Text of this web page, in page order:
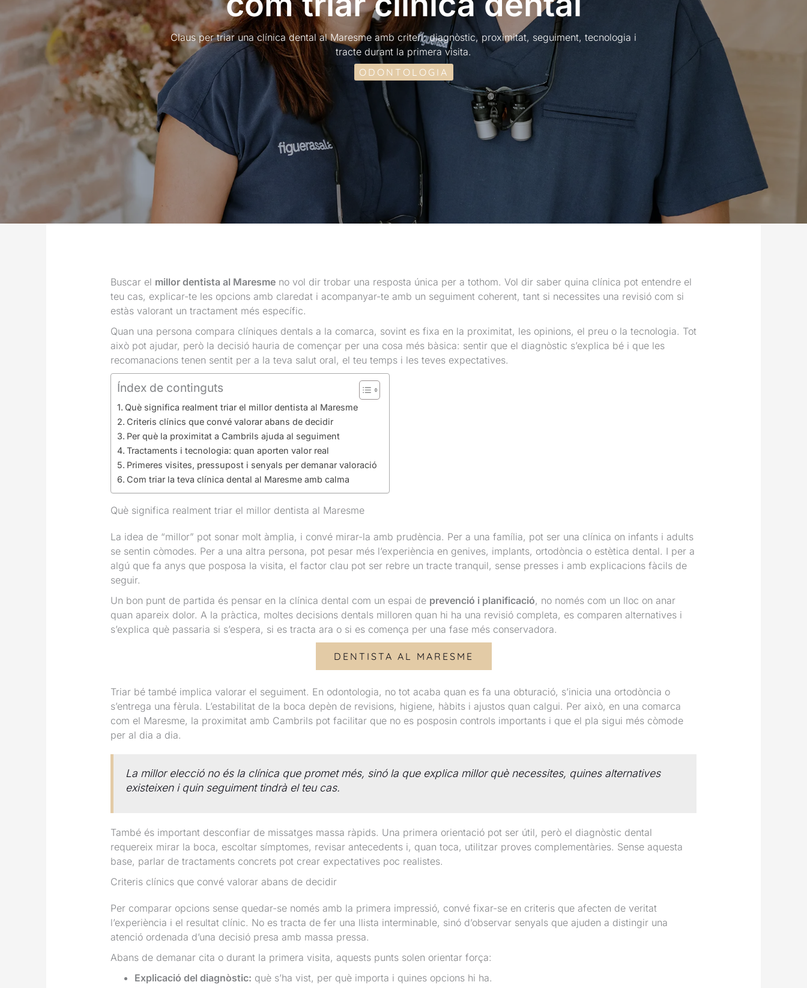
Claus per triar una clínica dental al Maresme amb criteri: diagnòstic, proximitat, seguiment, tecnologia i
tracte durant la primera visita.
ODONTOLOGIA
Buscar el millor dentista al Maresmeno vol dir trobar una resposta única per a tothom. Vol dir saber quina clínica pot entendre el
teu cas, explicar-te les opcions amb claredat i acompanyar-te amb un seguiment coherent, tant si necessites una revisió com si
estàs valorant un tractament més específic.
Quan una persona compara clíniques dentals a la comarca, sovint es fixa en la proximitat, les opinions, el preu o la tecnologia. Tot
això pot ajudar, però la decisió hauria de començar per una cosa més bàsica: sentir que el diagnòstic s’explica bé i que les
recomanacions tenen sentit per a la teva salut oral, el teu temps i les teves expectatives.
Índex de continguts
Què significa realment triar el millor dentista al Maresme
Criteris clínics que convé valorar abans de decidir
Per què la proximitat a Cambrils ajuda al seguiment
Tractaments i tecnologia: quan aporten valor real
Primeres visites, pressupost i senyals per demanar valoració
Com triar la teva clínica dental al Maresme amb calma
Què significa realment triar el millor dentista al Maresme
La idea de “millor” pot sonar molt àmplia, i convé mirar-la amb prudència. Per a una família, pot ser una clínica on infants i adults
se sentin còmodes. Per a una altra persona, pot pesar més l’experiència en genives, implants, ortodòncia o estètica dental. I per a
algú que fa anys que posposa la visita, el factor clau pot ser rebre un tracte tranquil, sense presses i amb explicacions fàcils de
seguir.
Un bon punt de partida és pensar en la clínica dental com un espai de prevenció i planificació, no només com un lloc on anar
quan apareix dolor. A la pràctica, moltes decisions dentals milloren quan hi ha una revisió completa, es comparen alternatives i
s’explica què passaria si s’espera, si es tracta ara o si es comença per una fase més conservadora.
DENTISTA AL MARESME
Triar bé també implica valorar el seguiment. En odontologia, no tot acaba quan es fa una obturació, s’inicia una ortodòncia o
s’entrega una fèrula. L’estabilitat de la boca depèn de revisions, higiene, hàbits i ajustos quan calgui. Per això, en una comarca
com el Maresme, la proximitat amb Cambrils pot facilitar que no es posposin controls importants i que el pla sigui més còmode
per al dia a dia.
La millor elecció no és la clínica que promet més, sinó la que explica millor què necessites, quines alternatives
existeixen i quin seguiment tindrà el teu cas.
També és important desconfiar de missatges massa ràpids. Una primera orientació pot ser útil, però el diagnòstic dental
requereix mirar la boca, escoltar símptomes, revisar antecedents i, quan toca, utilitzar proves complementàries. Sense aquesta
base, parlar de tractaments concrets pot crear expectatives poc realistes.
Criteris clínics que convé valorar abans de decidir
Per comparar opcions sense quedar-se només amb la primera impressió, convé fixar-se en criteris que afecten de veritat
l’experiència i el resultat clínic. No es tracta de fer una llista interminable, sinó d’observar senyals que ajuden a distingir una
atenció ordenada d’una decisió presa amb massa pressa.
Abans de demanar cita o durant la primera visita, aquests punts solen orientar força:
Explicació del diagnòstic: què s’ha vist, per què importa i quines opcions hi ha.